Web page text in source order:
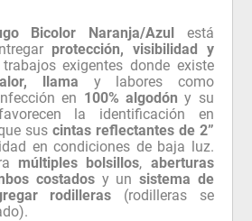
Bicolor Naranja/Azul está
protección, visibilidad y
exigentes donde existe
llama y labores como
en 100% algodón y su
la identificación en
sus cintas reflectantes de 2”
en condiciones de baja luz.
múltiples bolsillos, aberturas
costados y un sistema de
rodilleras (rodilleras se